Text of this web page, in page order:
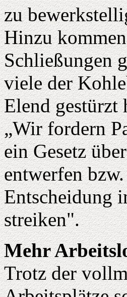
zu
Hinzu
Schließungen
viele der
Elend gestürzt
„Wir fordern
ein Gesetz
entwerfen
Entscheidung
streiken".
Mehr
Trotz der